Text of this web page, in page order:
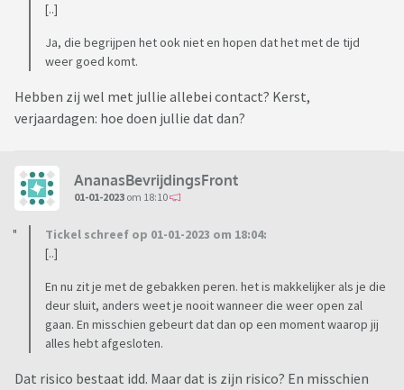
[..]
Ja, die begrijpen het ook niet en hopen dat het met de tijd
weer goed komt.
Hebben zij wel met jullie allebei contact? Kerst,
verjaardagen: hoe doen jullie dat dan?
AnanasBevrijdingsFront
01-01-2023 om 18:10
Tickel schreef op 01-01-2023 om 18:04:
[..]
En nu zit je met de gebakken peren. het is makkelijker als je die
deur sluit, anders weet je nooit wanneer die weer open zal
gaan. En misschien gebeurt dat dan op een moment waarop jij
alles hebt afgesloten.
Dat risico bestaat idd. Maar dat is zijn risico? En misschien